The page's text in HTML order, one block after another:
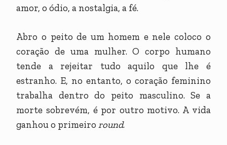
amor, o ódio, a nostalgia, a fé.
Abro o peito de um homem e nele coloco o
coração de uma mulher. O corpo humano
tende a rejeitar tudo aquilo que lhe é
estranho. E, no entanto, o coração feminino
trabalha dentro do peito masculino. Se a
morte sobrevém, é por outro motivo. A vida
ganhou o primeiroround.